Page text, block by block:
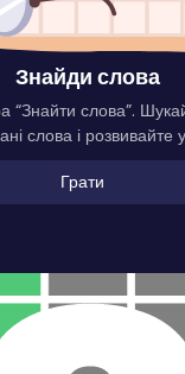
Знайди слова
“Знайти слова”.
слова і розвивайте
Грати